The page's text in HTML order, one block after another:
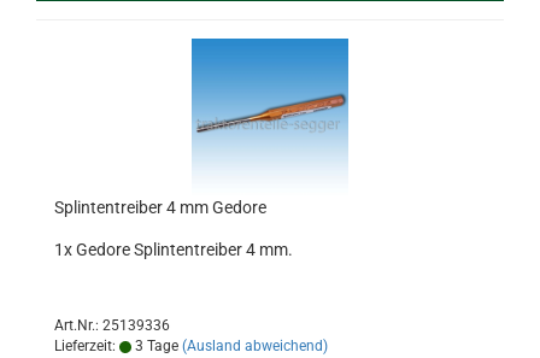
Splintentreiber 4 mm Gedore
1x Gedore Splintentreiber 4 mm.
Art.Nr.: 25139336
Lieferzeit:
3 Tage (Ausland abweichend)